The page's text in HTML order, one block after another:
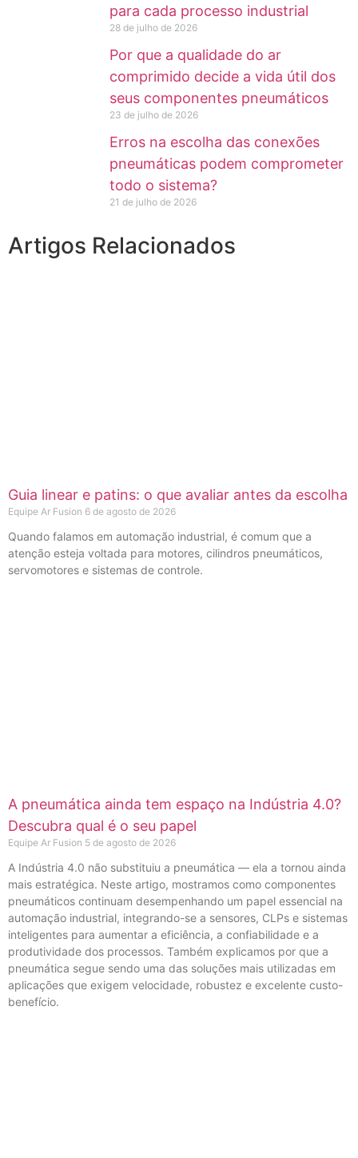
para cada processo industrial
28 de julho de 2026
Por que a qualidade do ar
comprimido decide a vida útil dos
seus componentes pneumáticos
23 de julho de 2026
Erros na escolha das conexões
pneumáticas podem comprometer
todo o sistema?
21 de julho de 2026
Artigos Relacionados
Guia linear e patins: o que avaliar antes da escolha
Equipe Ar Fusion 6 de agosto de 2026
Quando falamos em automação industrial, é comum que a
atenção esteja voltada para motores, cilindros pneumáticos,
servomotores e sistemas de controle.
A pneumática ainda tem espaço na Indústria 4.0?
Descubra qual é o seu papel
Equipe Ar Fusion 5 de agosto de 2026
A Indústria 4.0 não substituiu a pneumática — ela a tornou ainda
mais estratégica. Neste artigo, mostramos como componentes
pneumáticos continuam desempenhando um papel essencial na
automação industrial, integrando-se a sensores, CLPs e sistemas
inteligentes para aumentar a eficiência, a confiabilidade e a
produtividade dos processos. Também explicamos por que a
pneumática segue sendo uma das soluções mais utilizadas em
aplicações que exigem velocidade, robustez e excelente custo-
benefício.